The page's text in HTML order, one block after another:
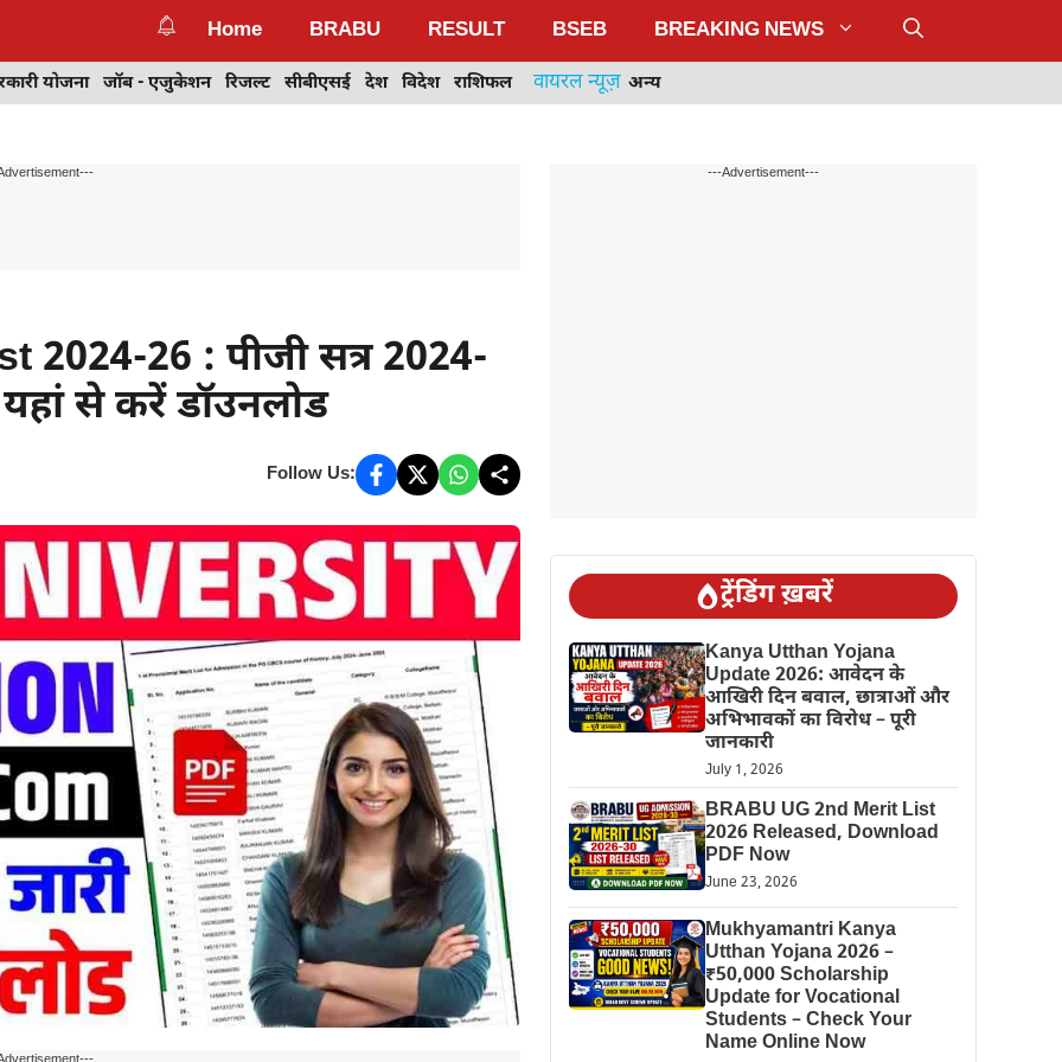
Home BRABU RESULT BSEB BREAKING NEWS
योजना जॉब - एजुकेशन रिजल्ट सीबीएसई देश विदेश राशिफल वायरल न्यूज़ अन्य
26 : पीजी सत्र 2024-
से करें डॉउनलोड
Follow Us:
---Advertisement---
ट्रेंडिंग ख़बरें
Kanya Utthan Yojana
Update 2026: आवेदन के
आखिरी दिन बवाल, छात्राओं और
अभिभावकों का विरोध – पूरी
जानकारी
July 1, 2026
BRABU UG 2nd Merit List
2026 Released, Download
PDF Now
June 23, 2026
Mukhyamantri Kanya
Utthan Yojana 2026 –
₹50,000 Scholarship
Update for Vocational
Students – Check Your
Name Online Now